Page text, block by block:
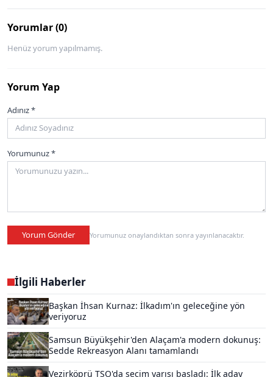
Yorumlar (0)
Henüz yorum yapılmamış.
Yorum Yap
Adınız *
Yorumunuz *
Yorum Gönder Yorumunuz onaylandıktan sonra yayınlanacaktır.
İlgili Haberler
Başkan İhsan Kurnaz: İlkadım'ın geleceğine yön
veriyoruz
Samsun Büyükşehir'den Alaçam'a modern dokunuş:
Sedde Rekreasyon Alanı tamamlandı
Vezirköprü TSO'da seçim yarışı başladı: İlk aday